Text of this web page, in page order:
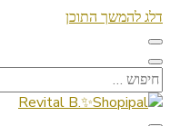
דלג להמשך התוכן
חיפוש: